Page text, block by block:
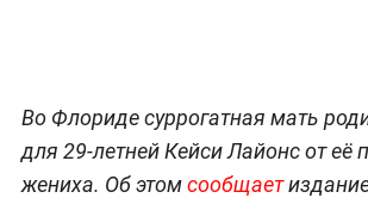
Во Флориде суррогатная мать
для 29-летней Кейси Лайонс от её
жениха. Об этомсообщает